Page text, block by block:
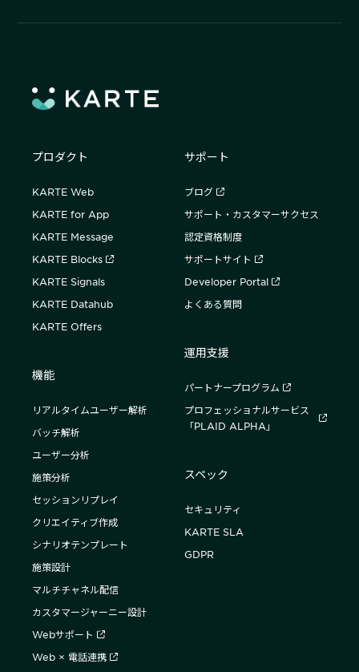
プロダクト
KARTE Web
KARTE for App
KARTE Message
KARTE Blocks
KARTE Signals
KARTE Datahub
KARTE Offers
機能
リアルタイムユーザー解析
バッチ解析
ユーザー分析
施策分析
セッションリプレイ
クリエイティブ作成
シナリオテンプレート
施策設計
マルチチャネル配信
カスタマージャーニー設計
Webサポート
Web × 電話連携
サポート
ブログ
サポート・カスタマーサクセス
認定資格制度
サポートサイト
Developer Portal
よくある質問
運用支援
パートナープログラム
プロフェッショナルサービス
「PLAID ALPHA」
スペック
セキュリティ
KARTE SLA
GDPR